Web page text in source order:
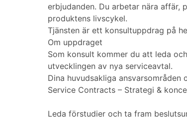
erbjudanden. Du arbetar nära affär,
produktens livscykel.
Tjänsten är ett konsultuppdrag på
Om uppdraget
Som konsult kommer du att leda
utvecklingen av nya serviceavtal.
Dina huvudsakliga ansvarsområden
Service Contracts – Strategi &
Leda förstudier och ta fram